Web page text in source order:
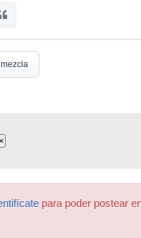
×
para poder postear